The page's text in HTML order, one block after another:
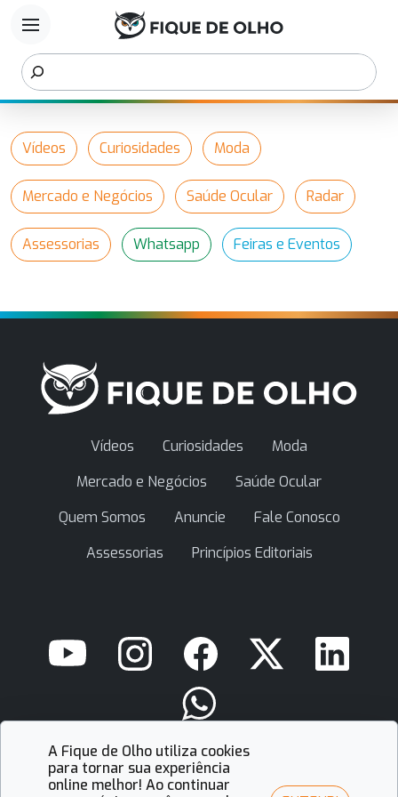
menu
Vídeos Curiosidades Moda
Mercado e Negócios Saúde Ocular Radar
Assessorias Whatsapp Feiras e Eventos
Vídeos Curiosidades
Moda
Mercado e Negócios
Saúde Ocular
Quem Somos
Anuncie
Fale Conosco
Assessorias
Princípios Editoriais
contato@fiquedeolho.com.br
A Fique de Olho utiliza cookies
para tornar sua experiência
online melhor! Ao continuar